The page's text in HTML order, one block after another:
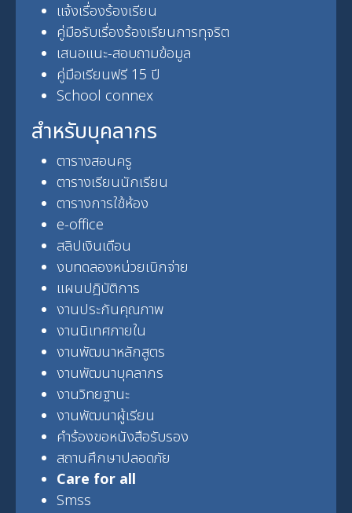
แจ้งเรื่องร้องเรียน
คู่มือรับเรื่องร้องเรียนการทุจริต
เสนอแนะ-สอบถามข้อมูล
คู่มือเรียนฟรี 15 ปี
School connex
สำหรับบุคลากร
ตารางสอนครู
ตารางเรียนนักเรียน
ตารางการใช้ห้อง
e-office
สลิปเงินเดือน
งบทดลองหน่วยเบิกจ่าย
แผนปฎิบัติการ
งานประกันคุณภาพ
งานนิเทศภายใน
งานพัฒนาหลักสูตร
งานพัฒนาบุคลากร
งานวิทยฐานะ
งานพัฒนาผู้เรียน
คำร้องขอหนังสือรับรอง
สถานศึกษาปลอดภัย
Care for all
Smss